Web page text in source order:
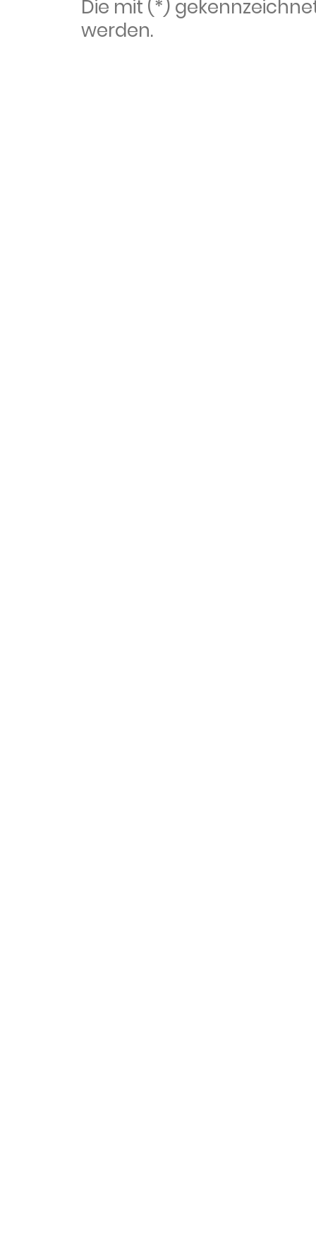
Die mit (*)
werden.